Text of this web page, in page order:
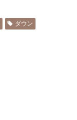
ダウン